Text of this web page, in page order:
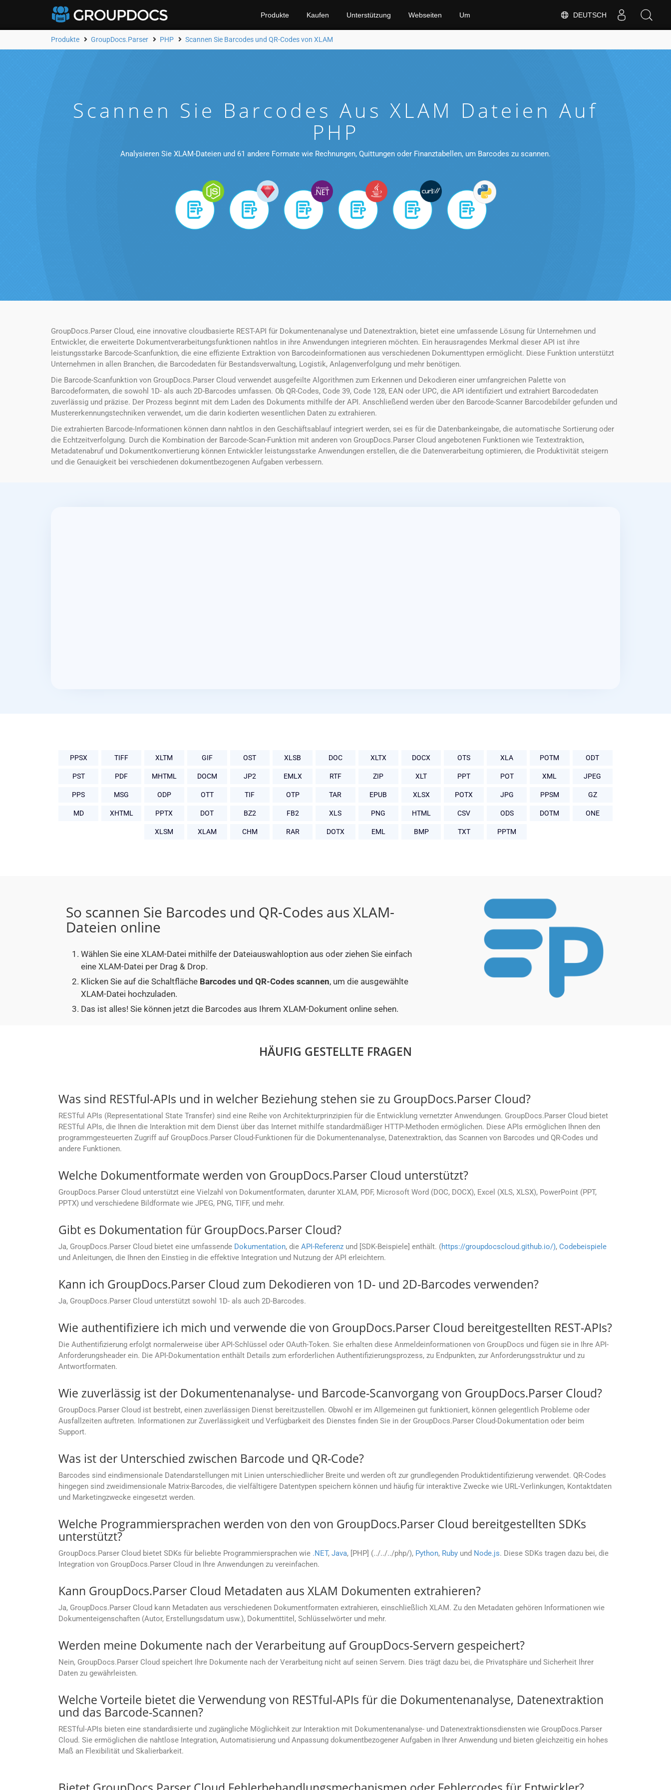
DEUTSCH
Produkte Kaufen Unterstützung Webseiten Um
Produkte GroupDocs.Parser PHP Scannen Sie Barcodes und QR-Codes von XLAM
Scannen Sie Barcodes Aus XLAM Dateien Auf
PHP
Analysieren Sie XLAM-Dateien und 61 andere Formate wie Rechnungen, Quittungen oder Finanztabellen, um Barcodes zu scannen.
GroupDocs.Parser Cloud, eine innovative cloudbasierte REST-API für Dokumentenanalyse und Datenextraktion, bietet eine umfassende Lösung für Unternehmen und
Entwickler, die erweiterte Dokumentverarbeitungsfunktionen nahtlos in ihre Anwendungen integrieren möchten. Ein herausragendes Merkmal dieser API ist ihre
leistungsstarke Barcode-Scanfunktion, die eine effiziente Extraktion von Barcodeinformationen aus verschiedenen Dokumenttypen ermöglicht. Diese Funktion unterstützt
Unternehmen in allen Branchen, die Barcodedaten für Bestandsverwaltung, Logistik, Anlagenverfolgung und mehr benötigen.
Die Barcode-Scanfunktion von GroupDocs.Parser Cloud verwendet ausgefeilte Algorithmen zum Erkennen und Dekodieren einer umfangreichen Palette von
Barcodeformaten, die sowohl 1D- als auch 2D-Barcodes umfassen. Ob QR-Codes, Code 39, Code 128, EAN oder UPC, die API identifiziert und extrahiert Barcodedaten
zuverlässig und präzise. Der Prozess beginnt mit dem Laden des Dokuments mithilfe der API. Anschließend werden über den Barcode-Scanner Barcodebilder gefunden und
Mustererkennungstechniken verwendet, um die darin kodierten wesentlichen Daten zu extrahieren.
Die extrahierten Barcode-Informationen können dann nahtlos in den Geschäftsablauf integriert werden, sei es für die Datenbankeingabe, die automatische Sortierung oder
die Echtzeitverfolgung. Durch die Kombination der Barcode-Scan-Funktion mit anderen von GroupDocs.Parser Cloud angebotenen Funktionen wie Textextraktion,
Metadatenabruf und Dokumentkonvertierung können Entwickler leistungsstarke Anwendungen erstellen, die die Datenverarbeitung optimieren, die Produktivität steigern
und die Genauigkeit bei verschiedenen dokumentbezogenen Aufgaben verbessern.
PPSX TIFF XLTM GIF OST XLSB DOC XLTX DOCX OTS XLA POTM ODT
PST PDF MHTML DOCM JP2 EMLX RTF ZIP XLT PPT POT XML JPEG
PPS MSG ODP OTT TIF OTP TAR EPUB XLSX POTX JPG PPSM GZ
MD XHTML PPTX DOT BZ2 FB2 XLS PNG HTML CSV ODS DOTM ONE
XLSM XLAM CHM RAR DOTX EML BMP TXT PPTM
So scannen Sie Barcodes und QR-Codes aus XLAM-
Dateien online
Wählen Sie eine XLAM-Datei mithilfe der Dateiauswahloption aus oder ziehen Sie einfach
eine XLAM-Datei per Drag & Drop.
Klicken Sie auf die Schaltfläche Barcodes und QR-Codes scannen, um die ausgewählte
XLAM-Datei hochzuladen.
Das ist alles! Sie können jetzt die Barcodes aus Ihrem XLAM-Dokument online sehen.
HÄUFIG GESTELLTE FRAGEN
Was sind RESTful-APIs und in welcher Beziehung stehen sie zu GroupDocs.Parser Cloud?
RESTful APIs (Representational State Transfer) sind eine Reihe von Architekturprinzipien für die Entwicklung vernetzter Anwendungen. GroupDocs.Parser Cloud bietet
RESTful APIs, die Ihnen die Interaktion mit dem Dienst über das Internet mithilfe standardmäßiger HTTP-Methoden ermöglichen. Diese APIs ermöglichen Ihnen den
programmgesteuerten Zugriff auf GroupDocs.Parser Cloud-Funktionen für die Dokumentenanalyse, Datenextraktion, das Scannen von Barcodes und QR-Codes und
andere Funktionen.
Welche Dokumentformate werden von GroupDocs.Parser Cloud unterstützt?
GroupDocs.Parser Cloud unterstützt eine Vielzahl von Dokumentformaten, darunter XLAM, PDF, Microsoft Word (DOC, DOCX), Excel (XLS, XLSX), PowerPoint (PPT,
PPTX) und verschiedene Bildformate wie JPEG, PNG, TIFF, und mehr.
Gibt es Dokumentation für GroupDocs.Parser Cloud?
Ja, GroupDocs.Parser Cloud bietet eine umfassende Dokumentation, die API-Referenz und [SDK-Beispiele] enthält. (https://groupdocscloud.github.io/), Codebeispiele
und Anleitungen, die Ihnen den Einstieg in die effektive Integration und Nutzung der API erleichtern.
Kann ich GroupDocs.Parser Cloud zum Dekodieren von 1D- und 2D-Barcodes verwenden?
Ja, GroupDocs.Parser Cloud unterstützt sowohl 1D- als auch 2D-Barcodes.
Wie authentifiziere ich mich und verwende die von GroupDocs.Parser Cloud bereitgestellten REST-APIs?
Die Authentifizierung erfolgt normalerweise über API-Schlüssel oder OAuth-Token. Sie erhalten diese Anmeldeinformationen von GroupDocs und fügen sie in Ihre API-
Anforderungsheader ein. Die API-Dokumentation enthält Details zum erforderlichen Authentifizierungsprozess, zu Endpunkten, zur Anforderungsstruktur und zu
Antwortformaten.
Wie zuverlässig ist der Dokumentenanalyse- und Barcode-Scanvorgang von GroupDocs.Parser Cloud?
GroupDocs.Parser Cloud ist bestrebt, einen zuverlässigen Dienst bereitzustellen. Obwohl er im Allgemeinen gut funktioniert, können gelegentlich Probleme oder
Ausfallzeiten auftreten. Informationen zur Zuverlässigkeit und Verfügbarkeit des Dienstes finden Sie in der GroupDocs.Parser Cloud-Dokumentation oder beim
Support.
Was ist der Unterschied zwischen Barcode und QR-Code?
Barcodes sind eindimensionale Datendarstellungen mit Linien unterschiedlicher Breite und werden oft zur grundlegenden Produktidentifizierung verwendet. QR-Codes
hingegen sind zweidimensionale Matrix-Barcodes, die vielfältigere Datentypen speichern können und häufig für interaktive Zwecke wie URL-Verlinkungen, Kontaktdaten
und Marketingzwecke eingesetzt werden.
Welche Programmiersprachen werden von den von GroupDocs.Parser Cloud bereitgestellten SDKs
unterstützt?
GroupDocs.Parser Cloud bietet SDKs für beliebte Programmiersprachen wie .NET, Java, [PHP] (../../../php/), Python, Ruby und Node.js. Diese SDKs tragen dazu bei, die
Integration von GroupDocs.Parser Cloud in Ihre Anwendungen zu vereinfachen.
Kann GroupDocs.Parser Cloud Metadaten aus XLAM Dokumenten extrahieren?
Ja, GroupDocs.Parser Cloud kann Metadaten aus verschiedenen Dokumentformaten extrahieren, einschließlich XLAM. Zu den Metadaten gehören Informationen wie
Dokumenteigenschaften (Autor, Erstellungsdatum usw.), Dokumenttitel, Schlüsselwörter und mehr.
Werden meine Dokumente nach der Verarbeitung auf GroupDocs-Servern gespeichert?
Nein, GroupDocs.Parser Cloud speichert Ihre Dokumente nach der Verarbeitung nicht auf seinen Servern. Dies trägt dazu bei, die Privatsphäre und Sicherheit Ihrer
Daten zu gewährleisten.
Welche Vorteile bietet die Verwendung von RESTful-APIs für die Dokumentenanalyse, Datenextraktion
und das Barcode-Scannen?
RESTful-APIs bieten eine standardisierte und zugängliche Möglichkeit zur Interaktion mit Dokumentenanalyse- und Datenextraktionsdiensten wie GroupDocs.Parser
Cloud. Sie ermöglichen die nahtlose Integration, Automatisierung und Anpassung dokumentbezogener Aufgaben in Ihrer Anwendung und bieten gleichzeitig ein hohes
Maß an Flexibilität und Skalierbarkeit.